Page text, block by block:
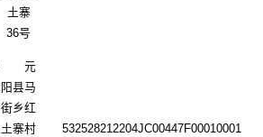
土寨
36号
元
阳县马
街乡红
土寨村
532528212204JC00447F00010001